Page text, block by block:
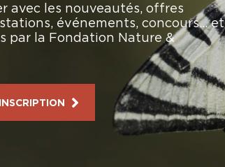
avec les nouveautés, offres
événements, concours… et
par la Fondation Nature &
INSCRIPTION